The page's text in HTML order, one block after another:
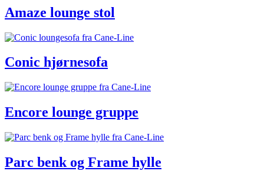
Amaze lounge stol
Conic hjørnesofa
Encore lounge gruppe
Parc benk og Frame hylle